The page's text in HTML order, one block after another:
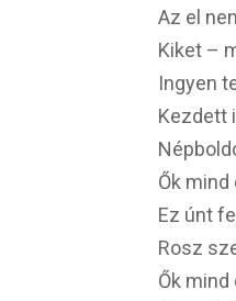
Az el
Kiket –
Ingyen
Kezdett
Ők
Ez únt
Rosz
Ők